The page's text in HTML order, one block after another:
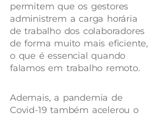
permitem que os gestores
administrem a carga horária
de trabalho dos colaboradores
de forma muito mais eficiente,
o que é essencial quando
falamos em trabalho remoto.
Ademais, a pandemia de
Covid-19 também acelerou o